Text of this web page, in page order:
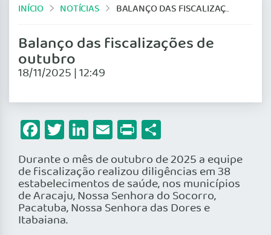
INÍCIO NOTÍCIAS BALANÇO DAS FISCALIZAÇÕES DE OUTUBRO
Balanço das fiscalizações de
outubro
18/11/2025 | 12:49
Facebook
Twitter
LinkedIn
Email
Print
Durante o mês de outubro de 2025 a equipe
de fiscalização realizou diligências em 38
estabelecimentos de saúde, nos municípios
de Aracaju, Nossa Senhora do Socorro,
Pacatuba, Nossa Senhora das Dores e
Itabaiana.